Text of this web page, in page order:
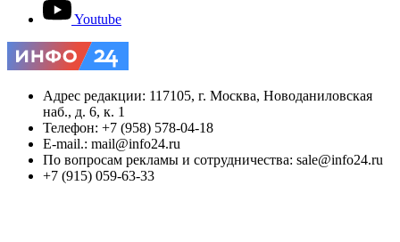
Youtube
Адрес редакции: 117105, г. Москва, Новоданиловская
наб., д. 6, к. 1
Телефон: +7 (958) 578-04-18
E-mail.: mail@info24.ru
По вопросам рекламы и сотрудничества: sale@info24.ru
+7 (915) 059-63-33